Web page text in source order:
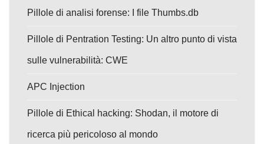
Pillole di analisi forense: I file Thumbs.db
Pillole di Pentration Testing: Un altro punto di vista
sulle vulnerabilità: CWE
APC Injection
Pillole di Ethical hacking: Shodan, il motore di
ricerca più pericoloso al mondo